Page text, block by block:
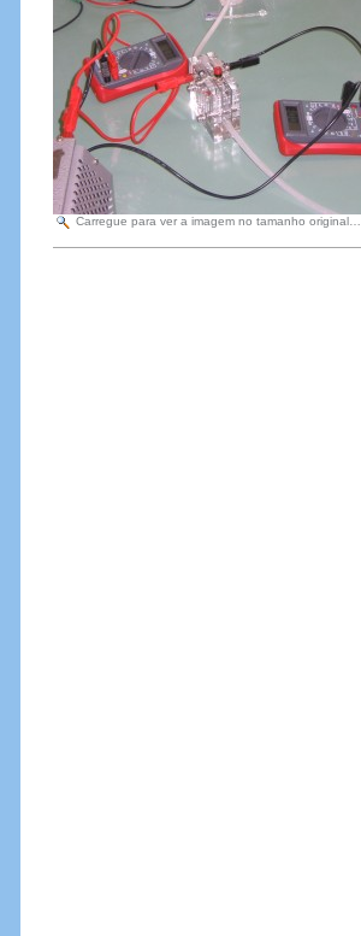
Carregue para ver a imagem no tamanho original…